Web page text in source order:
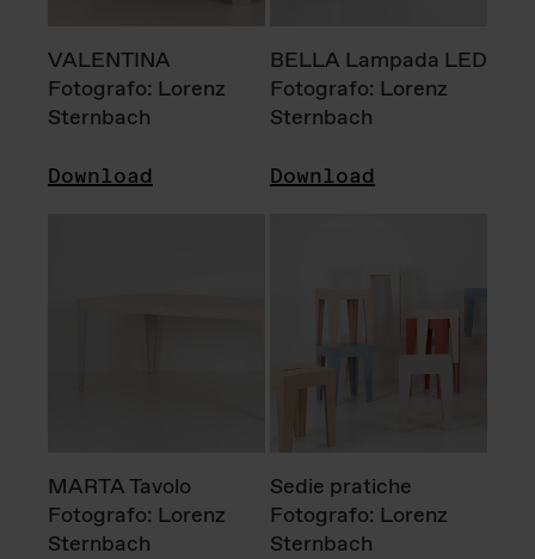
VALENTINA
Fotografo: Lorenz
Sternbach
Download
BELLA Lampada LED
Fotografo: Lorenz
Sternbach
Download
MARTA Tavolo
Fotografo: Lorenz
Sternbach
Sedie pratiche
Fotografo: Lorenz
Sternbach